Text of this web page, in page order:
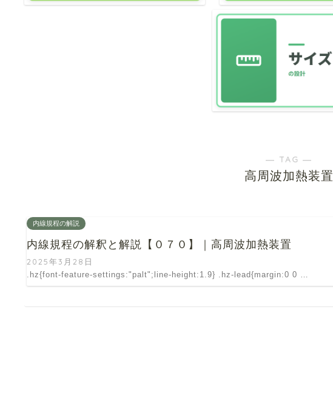
― TAG ―
高周波加熱装置
内線規程の解説
内線規程の解釈と解説【０７０】｜高周波加熱装置
2025年3月28日
.hz{font-feature-settings:"palt";line-height:1.9} .hz-lead{margin:0 0 …